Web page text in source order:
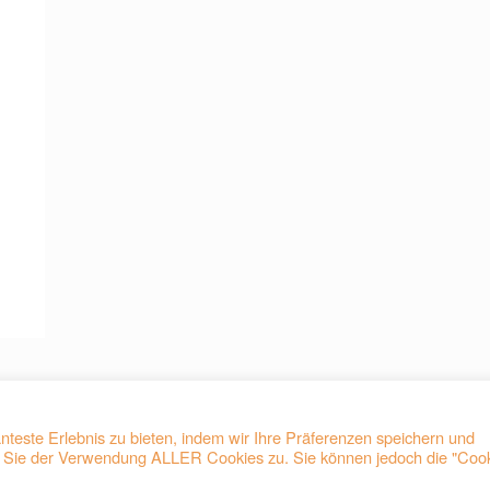
Erlebnis zu bieten, indem wir Ihre Präferenzen speichern und
der Verwendung ALLER Cookies zu. Sie können jedoch die